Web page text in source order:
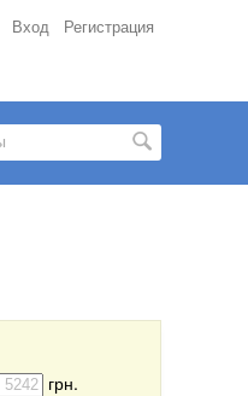
Вход Регистрация
грн.